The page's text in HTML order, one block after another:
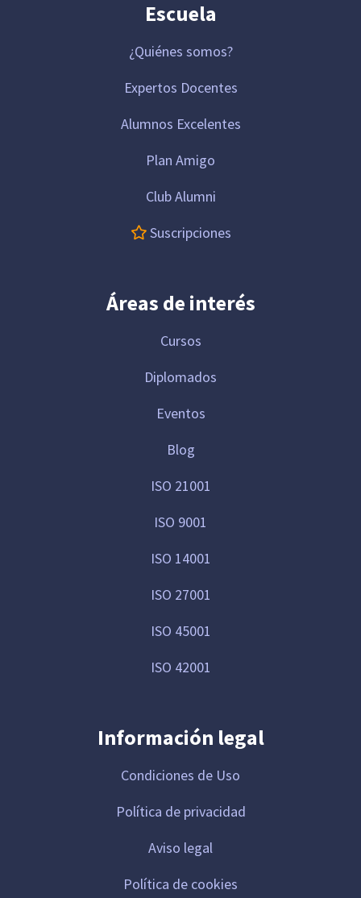
Escuela
¿Quiénes somos?
Expertos Docentes
Alumnos Excelentes
Plan Amigo
Club Alumni
Suscripciones
Áreas de interés
Cursos
Diplomados
Eventos
Blog
ISO 21001
ISO 9001
ISO 14001
ISO 27001
ISO 45001
ISO 42001
Información legal
Condiciones de Uso
Política de privacidad
Aviso legal
Política de cookies